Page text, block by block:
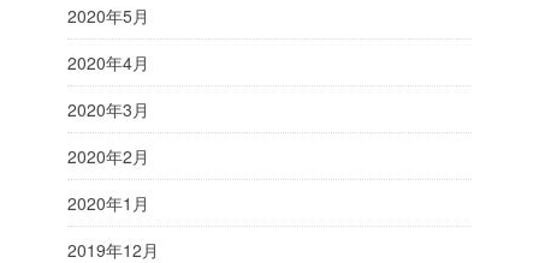
2020年5月
2020年4月
2020年3月
2020年2月
2020年1月
2019年12月